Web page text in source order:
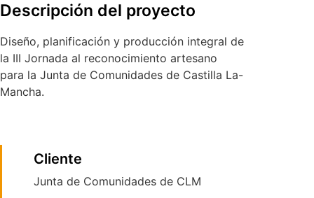
Descripción del proyecto
Diseño, planificación y producción integral de
la III Jornada al reconocimiento artesano
para la Junta de Comunidades de Castilla La-
Mancha.
Cliente
Junta de Comunidades de CLM